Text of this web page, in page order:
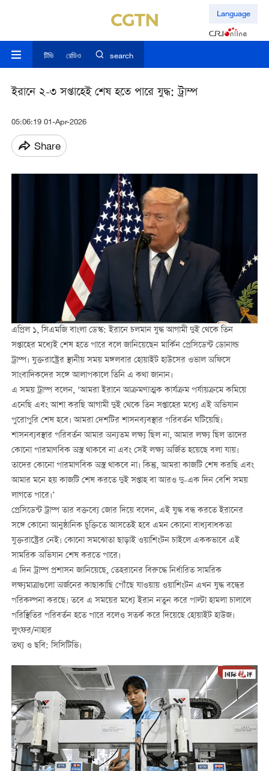
Language
টিভি রেডিও search
ইরানে ২-৩ সপ্তাহেই শেষ হতে পারে যুদ্ধ: ট্রাম্প
05:06:19 01-Apr-2026
Share
এপ্রিল ১, সিএমজি বাংলা ডেস্ক: ইরানে চলমান যুদ্ধ আগামী দুই থেকে তিন
সপ্তাহের মধ্যেই শেষ হতে পারে বলে জানিয়েছেন মার্কিন প্রেসিডেন্ট ডোনাল্ড
ট্রাম্প। যুক্তরাষ্ট্রের স্থানীয় সময় মঙ্গলবার হোয়াইট হাউসের ওভাল অফিসে
সাংবাদিকদের সঙ্গে আলাপকালে তিনি এ কথা জানান।
এ সময় ট্রাম্প বলেন, ‘আমরা ইরানে আক্রমণাত্মক কার্যক্রম পর্যায়ক্রমে কমিয়ে
এনেছি এবং আশা করছি আগামী দুই থেকে তিন সপ্তাহের মধ্যে এই অভিযান
পুরোপুরি শেষ হবে। আমরা দেশটির শাসনব্যবস্থার পরিবর্তন ঘটিয়েছি।
শাসনব্যবস্থার পরিবর্তন আমার অন্যতম লক্ষ্য ছিল না, আমার লক্ষ্য ছিল তাদের
কোনো পারমাণবিক অস্ত্র থাকবে না এবং সেই লক্ষ্য অর্জিত হয়েছে বলা যায়।
তাদের কোনো পারমাণবিক অস্ত্র থাকবে না। কিন্তু, আমরা কাজটি শেষ করছি এবং
আমার মনে হয় কাজটি শেষ করতে দুই সপ্তাহ বা আরও দু-এক দিন বেশি সময়
লাগতে পারে।’
প্রেসিডেন্ট ট্রাম্প তার বক্তব্যে জোর দিয়ে বলেন, এই যুদ্ধ বন্ধ করতে ইরানের
সঙ্গে কোনো আনুষ্ঠানিক চুক্তিতে আসতেই হবে এমন কোনো বাধ্যবাধকতা
যুক্তরাষ্ট্রের নেই। কোনো সমঝোতা ছাড়াই ওয়াশিংটন চাইলে এককভাবে এই
সামরিক অভিযান শেষ করতে পারে।
এ দিন ট্রাম্প প্রশাসন জানিয়েছে, তেহরানের বিরুদ্ধে নির্ধারিত সামরিক
লক্ষ্যমাত্রাগুলো অর্জনের কাছাকাছি পৌঁছে যাওয়ায় ওয়াশিংটন এখন যুদ্ধ বন্ধের
পরিকল্পনা করছে। তবে এ সময়ের মধ্যে ইরান নতুন করে পাল্টা হামলা চালালে
পরিস্থিতির পরিবর্তন হতে পারে বলেও সতর্ক করে দিয়েছে হোয়াইট হাউজ।
লুৎফর/নাহার
তথ্য ও ছবি: সিসিটিভি।